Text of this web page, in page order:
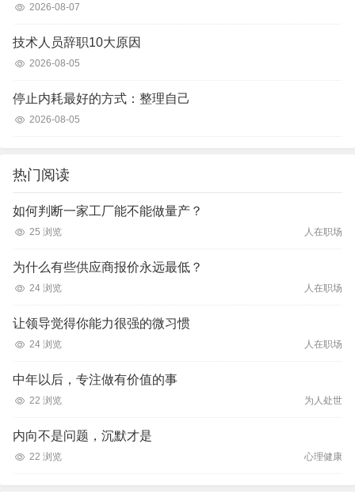
2026-08-07
技术人员辞职10大原因
2026-08-05
停止内耗最好的方式：整理自己
2026-08-05
热门阅读
如何判断一家工厂能不能做量产？
25 浏览 人在职场
为什么有些供应商报价永远最低？
24 浏览 人在职场
让领导觉得你能力很强的微习惯
24 浏览 人在职场
中年以后，专注做有价值的事
22 浏览 为人处世
内向不是问题，沉默才是
22 浏览 心理健康